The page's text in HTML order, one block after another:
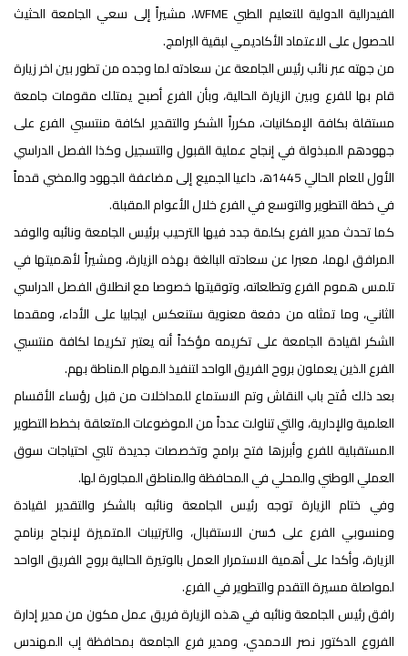
الفيدرالية الدولية للتعليم الطبي WFME، مشيراً إلى سعي الجامعة الحثيث
للحصول على الاعتماد الأكاديمي لبقية البرامج.
من جهته عبر نائب رئيس الجامعة عن سعادته لما وجده من تطور بين اخر زيارة
قام بها للفرع وبين الزيارة الحالية، وبأن الفرع أصبح يمتلك مقومات جامعة
مستقلة بكافة الإمكانيات، مكرراً الشكر والتقدير لكافة منتسبي الفرع على
جهودهم المبذولة في إنجاح عملية القبول والتسجيل وكذا الفصل الدراسي
الأول للعام الحالي 1445ھ، داعيا الجميع إلى مضاعفة الجهود والمضي قدماً
في خطة التطوير والتوسع في الفرع خلال الأعوام المقبلة.
كما تحدث مدير الفرع بكلمة جدد فيها الترحيب برئيس الجامعة ونائبه والوفد
المرافق لهما، معبرا عن سعادته البالغة بهذه الزيارة، ومشيراً لأهميتها في
تلمس هموم الفرع وتطلعاته، وتوقيتها خصوصا مع انطلاق الفصل الدراسي
الثاني، وما تمثله من دفعة معنوية ستنعكس ايجابيا على الأداء، ومقدما
الشكر لقيادة الجامعة على تكريمه مؤكداً أنه يعتبر تكريما لكافة منتسبي
الفرع الذين يعملون بروح الفريق الواحد لتنفيذ المهام المناطة بهم.
بعد ذلك فُتح باب النقاش وتم الاستماع للمداخلات من قبل رؤساء الأقسام
العلمية والإدارية، والتي تناولت عدداً من الموضوعات المتعلقة بخطط التطوير
المستقبلية للفرع وأبرزها فتح برامج وتخصصات جديدة تلبي احتياجات سوق
العملي الوطني والمحلي في المحافظة والمناطق المجاورة لها.
وفي ختام الزيارة توجه رئيس الجامعة ونائبه بالشكر والتقدير لقيادة
ومنسوبي الفرع على حُسن الاستقبال، والترتيبات المتميزة لإنجاح برنامج
الزيارة، وأكدا على أهمية الاستمرار العمل بالوتيرة الحالية بروح الفريق الواحد
لمواصلة مسيرة التقدم والتطوير في الفرع.
رافق رئيس الجامعة ونائبه في هذه الزيارة فريق عمل مكون من مدير إدارة
الفروع الدكتور نصر الاحمدي، ومدير فرع الجامعة بمحافظة إب المهندس